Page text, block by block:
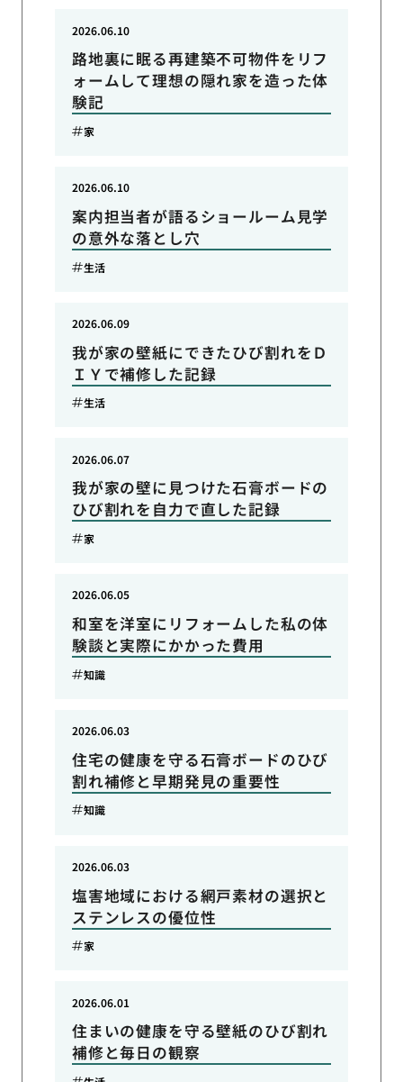
路地裏に眠る再建築不可物件をリフ
ォームして理想の隠れ家を造った体
験記
2026.06.10
家
案内担当者が語るショールーム見学
の意外な落とし穴
2026.06.10
生活
我が家の壁紙にできたひび割れをＤ
ＩＹで補修した記録
2026.06.09
生活
我が家の壁に見つけた石膏ボードの
ひび割れを自力で直した記録
2026.06.07
家
和室を洋室にリフォームした私の体
験談と実際にかかった費用
2026.06.05
知識
住宅の健康を守る石膏ボードのひび
割れ補修と早期発見の重要性
2026.06.03
知識
塩害地域における網戸素材の選択と
ステンレスの優位性
2026.06.03
家
住まいの健康を守る壁紙のひび割れ
補修と毎日の観察
2026.06.01